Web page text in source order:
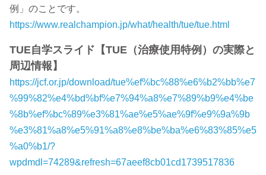
例」のことです。
https://www.realchampion.jp/what/health/tue/tue.html
TUE自学スライド【TUE（治療使用特例）の実際と
周辺情報】
https://jcf.or.jp/download/tue%ef%bc%88%e6%b2%bb%e7
%99%82%e4%bd%bf%e7%94%a8%e7%89%b9%e4%be
%8b%ef%bc%89%e3%81%ae%e5%ae%9f%e9%9a%9b
%e3%81%a8%e5%91%a8%e8%be%ba%e6%83%85%e5
%a0%b1/?
wpdmdl=74289&refresh=67aeef8cb01cd1739517836